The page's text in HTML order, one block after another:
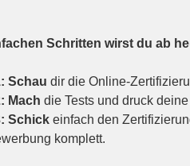
Schritten wirst du ab
Schau dir die Online-
Mach die Tests und druck
Schick einfach den
komplett.